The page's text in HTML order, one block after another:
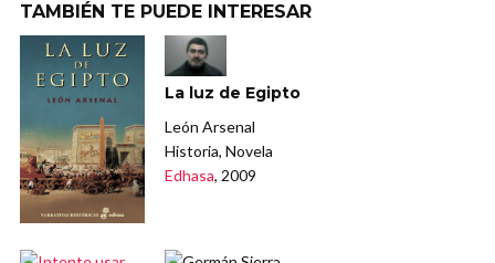
TAMBIÉN TE PUEDE INTERESAR
La luz de Egipto
León Arsenal
Historia, Novela
Edhasa, 2009